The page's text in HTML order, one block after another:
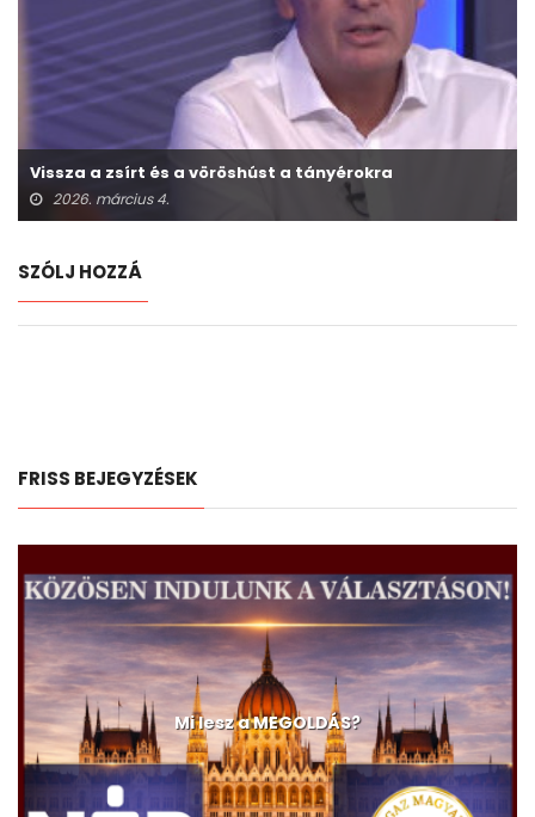
Vissza a zsírt és a vöröshúst a tányérokra
2026. március 4.
SZÓLJ HOZZÁ
FRISS BEJEGYZÉSEK
Mi lesz a MEGOLDÁS?
A devizahitelesek és a C-630/23-as ügy